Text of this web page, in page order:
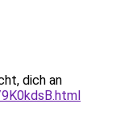
dich an